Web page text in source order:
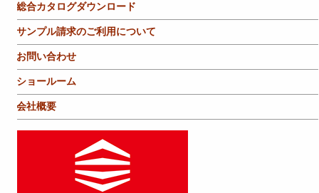
総合カタログダウンロード
サンプル請求のご利用について
お問い合わせ
ショールーム
会社概要